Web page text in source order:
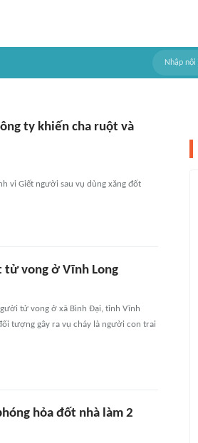
ty khiến cha ruột và
vi Giết người sau vụ dùng xăng đốt
vong ở Vĩnh Long
tử vong ở xã Bình Đại, tỉnh Vĩnh
tượng gây ra vụ cháy là người con trai
hỏa đốt nhà làm 2